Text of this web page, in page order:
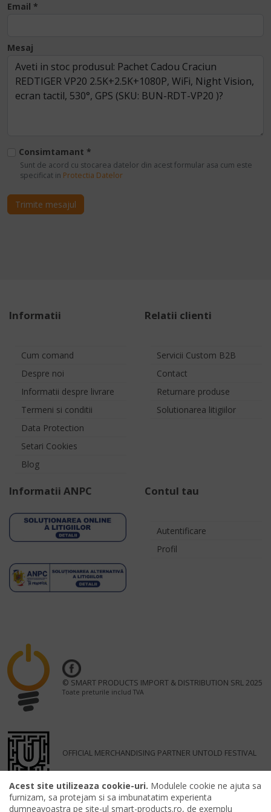
Email
Mesaj
Consimtamant
Sunt de acord cu stocarea datelor din acest formular asa cum este
specificat in Protectia Datelor
Informatii
Cum comand
Despre noi
Informatii despre livrare
Termeni si conditii
Data Protection
Setari Cookies
Blog
Relatii clienti
Servicii Custom B2B
Contact
Returnare produse
Solutionarea litigiilor
Informatii ANPC Contul tau
Autentificare
Profil
© SMART PRODUCTS IMPORT & DISTRIBUTION SRL 2025
Toate preturile includ TVA
OFFICIAL MERCHANDISING PARTNER UNTOLD FESTIVAL
Acest site utilizeaza cookie-uri. Modulele cookie ne ajuta sa
furnizam, sa protejam si sa imbunatatim experienta
dumneavoastra pe site-ul smart-products.ro, de exemplu